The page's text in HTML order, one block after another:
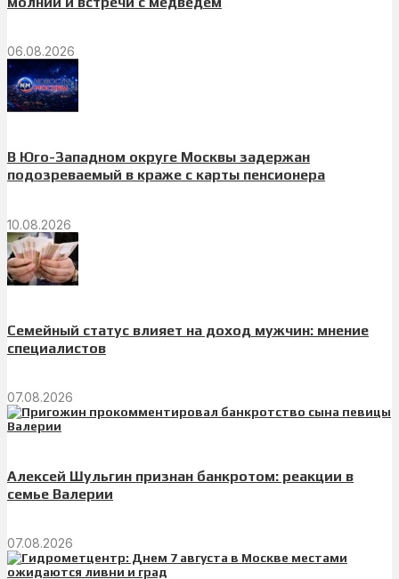
06.08.2026
В Юго-Западном округе Москвы задержан
подозреваемый в краже с карты пенсионера
10.08.2026
Семейный статус влияет на доход мужчин: мнение
специалистов
07.08.2026
Алексей Шульгин признан банкротом: реакции в
семье Валерии
07.08.2026